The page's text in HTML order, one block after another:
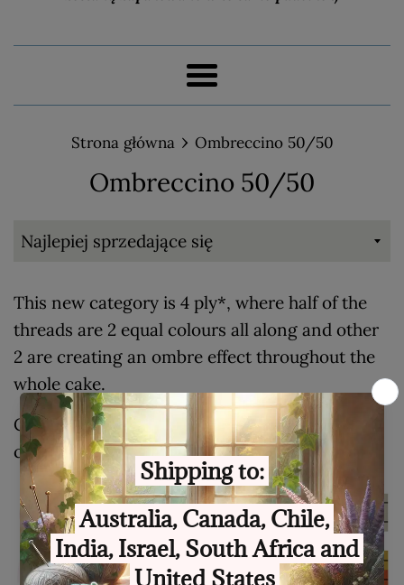
Menu
Strona główna › Ombreccino 50/50
Ombreccino 50/50
Sortuj
This new category is 4 ply*, where half of the
threads are 2 equal colours all along and other
2 are creating an ombre effect throughout the
whole cake.
Colours pop up even more which makes these
cake even more pretty 🥰